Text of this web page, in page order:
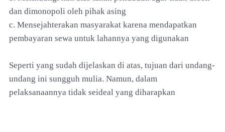
dan dimonopoli oleh pihak asing
c. Mensejahterakan masyarakat karena mendapatkan
pembayaran sewa untuk lahannya yang digunakan
Seperti yang sudah dijelaskan di atas, tujuan dari undang-
undang ini sungguh mulia. Namun, dalam
pelaksanaannya tidak seideal yang diharapkan